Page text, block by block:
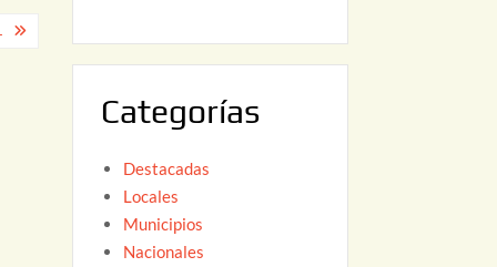
2
Categorías
Destacadas
Locales
Municipios
Nacionales